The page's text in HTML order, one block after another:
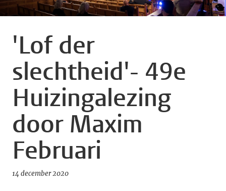
'Lof der
slechtheid'- 49e
Huizingalezing
door Maxim
Februari
14 december 2020